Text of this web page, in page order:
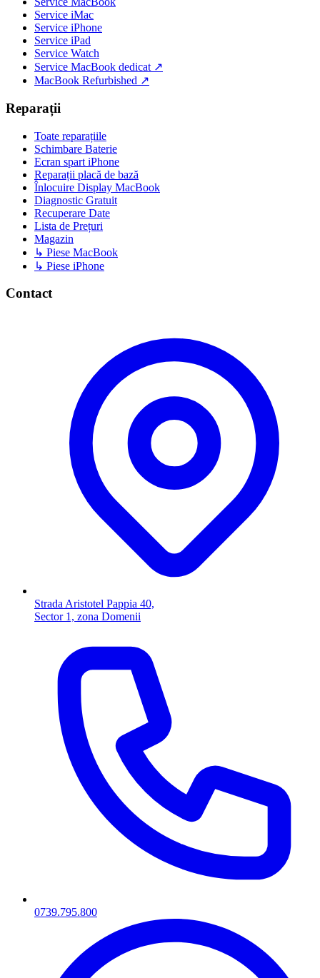
Service iMac
Service iPhone
Service iPad
Service Watch
Service MacBook dedicat ↗
MacBook Refurbished ↗
Reparații
Toate reparațiile
Schimbare Baterie
Ecran spart iPhone
Reparații placă de bază
Înlocuire Display MacBook
Diagnostic Gratuit
Recuperare Date
Lista de Prețuri
Magazin
↳ Piese MacBook
↳ Piese iPhone
Contact
Strada Aristotel Pappia 40,
Sector 1, zona Domenii
0739.795.800